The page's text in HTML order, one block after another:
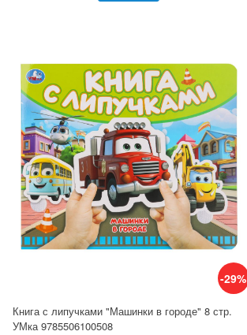
-29%
Книга с липучками "Машинки в городе" 8 стр.
УМка 9785506100508